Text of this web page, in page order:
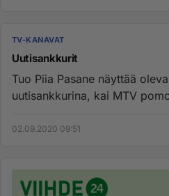
TV-KANAVAT
Uutisankkurit
Tuo Piia Pasane näyttää
uutisankkurina, kai MTV
02.09.2020 09:51